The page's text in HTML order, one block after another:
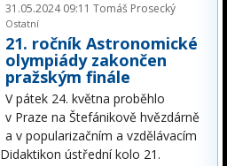
31.05.2024 09:11 Tomáš Prosecký
Ostatní
21. ročník Astronomické
olympiády zakončen
pražským finále
V pátek 24. května proběhlo
v Praze na Štefánikově hvězdárně
a v popularizačním a vzdělávacím
ústřední kolo 21.